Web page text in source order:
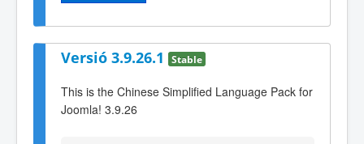
Versió 3.9.26.1 Stable
This is the Chinese Simplified Language Pack for
Joomla! 3.9.26